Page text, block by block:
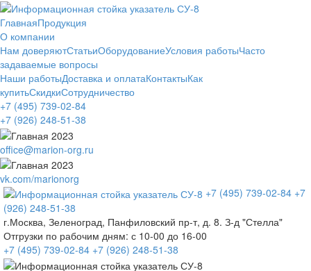
ГлавнаяПродукция
О компании
Нам доверяютСтатьиОборудованиеУсловия работыЧасто
задаваемые вопросы
Наши работыДоставка и оплатаКонтактыКак
купитьСкидкиСотрудничество
+7 (495) 739-02-84
+7 (926) 248-51-38
office@marion-org.ru
vk.com/marionorg
+7 (495) 739-02-84 +7
(926) 248-51-38
г.Москва, Зеленоград, Панфиловский пр-т, д. 8. З-д "Стелла"
Отгрузки по рабочим дням: с 10-00 до 16-00
+7 (495) 739-02-84 +7 (926) 248-51-38